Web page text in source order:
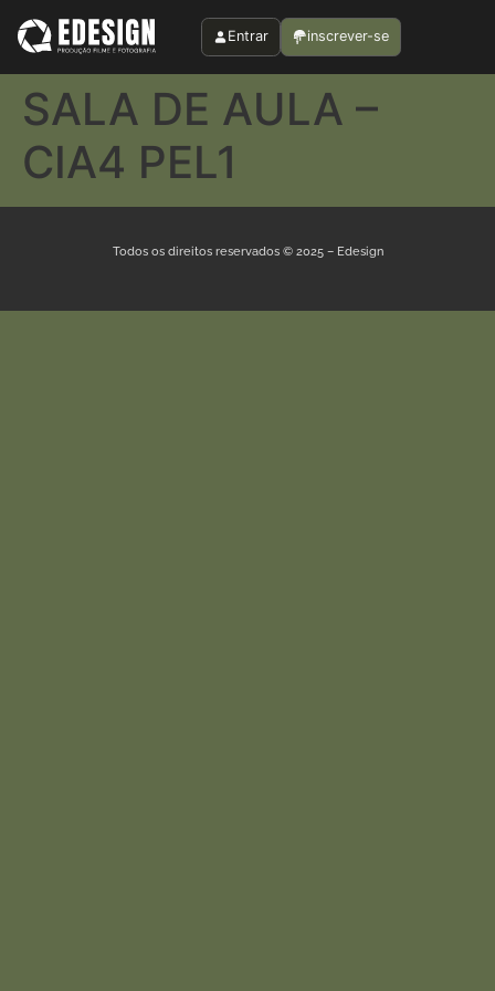
Entrar inscrever-se
SALA DE AULA –
CIA4 PEL1
Todos os direitos reservados © 2025 – Edesign